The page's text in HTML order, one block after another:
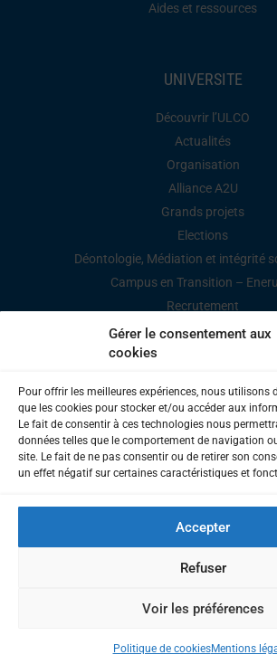
Gérer le consentement aux
cookies
Pour offrir les meilleures expériences, nous utilisons
que les cookies pour stocker et/ou accéder aux
Le fait de consentir à ces technologies nous
données telles que le comportement de navigation
site. Le fait de ne pas consentir ou de retirer son
un effet négatif sur certaines caractéristiques et
Accepter
Refuser
Voir les préférences
Politique de cookiesMentions
Aides et ressources
UNIVERSITE
Découvrir l’ULCO
Actualités
Organisation
Alliance A2U
Grands projets
Elections
Déontologie, Médiation et intégrité
Campus en Transition –
Recrutement
Marchés publics
Espace Presse / Documents
UNIVERSITÉ DU LITTORAL
France Tél. +33 (0)3 28 23 73 73
Accessibilité
Contacts